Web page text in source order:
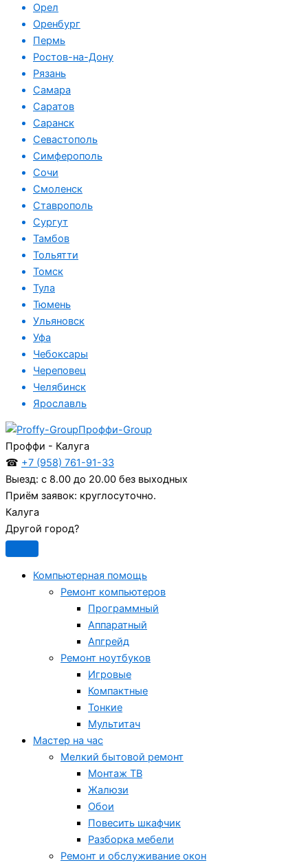
Орел
Оренбург
Пермь
Ростов-на-Дону
Рязань
Самара
Саратов
Саранск
Севастополь
Симферополь
Сочи
Смоленск
Ставрополь
Сургут
Тамбов
Тольятти
Томск
Тула
Тюмень
Ульяновск
Уфа
Чебоксары
Череповец
Челябинск
Ярославль
Проффи-Group
Проффи - Калуга
☎ +7 (958) 761-91-33
Выезд: с 8.00 до 20.00 без выходных
Приём заявок: круглосуточно.
Калуга
Другой город?
Компьютерная помощь
Ремонт компьютеров
Программный
Аппаратный
Апгрейд
Ремонт ноутбуков
Игровые
Компактные
Тонкие
Мультитач
Мастер на час
Мелкий бытовой ремонт
Монтаж ТВ
Жалюзи
Обои
Повесить шкафчик
Разборка мебели
Ремонт и обслуживание окон